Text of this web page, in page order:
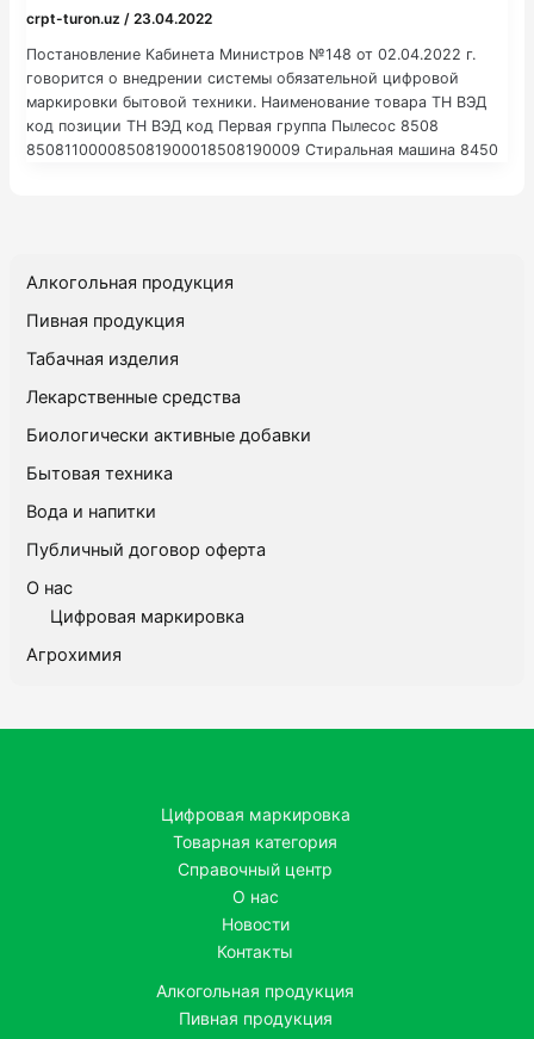
crpt-turon.uz / 23.04.2022
Постановление Кабинета Министров №148 от 02.04.2022 г.
говорится о внедрении системы обязательной цифровой
маркировки бытовой техники. Наименование товара ТН ВЭД
код позиции ТН ВЭД код Первая группа Пылесос 8508
850811000085081900018508190009 Стиральная машина 8450
8528
852849100085284980028528498008852859100085285990008
2872300985287240008528726000 Вторая группа Бытовая
газовая плита 7321 73211110007321119000 Кухонный дымоход
8414 8414600000 Духовка
Алкогольная продукция
Пивная продукция
Табачная изделия
Лекарственные средства
Биологически активные добавки
Бытовая техника
Вода и напитки
Публичный договор оферта
О нас
Цифровая маркировка
Агрохимия
Цифровая маркировка
Товарная категория
Справочный центр
О нас
Новости
Контакты
Алкогольная продукция
Пивная продукция